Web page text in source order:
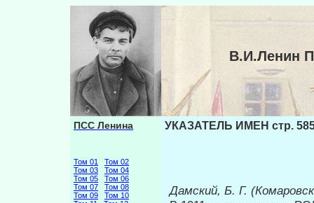
В.И.Ленин
ПСС Ленина
Том 01
Том 02
Том 03
Том 04
Том 05
Том 06
Том 07
Том 08
Том 09
Том 10
УКАЗАТЕЛЬ ИМЕН стр.
Дамский, Б. Г.